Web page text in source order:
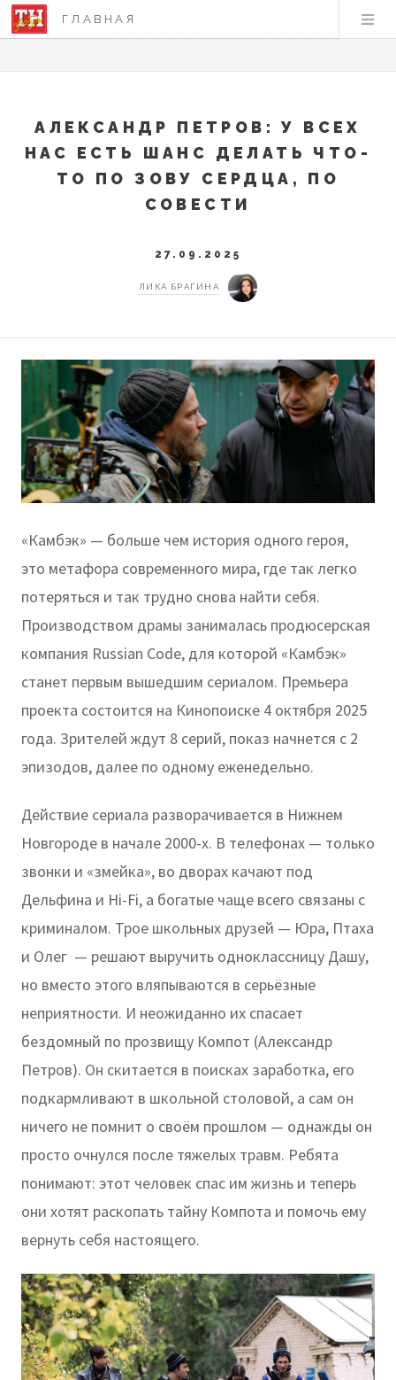
ГЛАВНАЯ
АЛЕКСАНДР ПЕТРОВ: У ВСЕХ
НАС ЕСТЬ ШАНС ДЕЛАТЬ ЧТО-
ТО ПО ЗОВУ СЕРДЦА, ПО
СОВЕСТИ
27.09.2025
ЛИКА БРАГИНА
«Камбэк» — больше чем история одного героя,
это метафора современного мира, где так легко
потеряться и так трудно снова найти себя.
Производством драмы занималась продюсерская
компания Russian Code, для которой «Камбэк»
станет первым вышедшим сериалом. Премьера
проекта состоится на Кинопоиске 4 октября 2025
года. Зрителей ждут 8 серий, показ начнется с 2
эпизодов, далее по одному еженедельно.
Действие сериала разворачивается в Нижнем
Новгороде в начале 2000-х. В телефонах — только
звонки и «змейка», во дворах качают под
Дельфина и Hi-Fi, а богатые чаще всего связаны с
криминалом. Трое школьных друзей — Юра, Птаха
и Олег — решают выручить одноклассницу Дашу,
но вместо этого вляпываются в серьёзные
неприятности. И неожиданно их спасает
бездомный по прозвищу Компот (Александр
Петров). Он скитается в поисках заработка, его
подкармливают в школьной столовой, а сам он
ничего не помнит о своём прошлом — однажды он
просто очнулся после тяжелых травм. Ребята
понимают: этот человек спас им жизнь и теперь
они хотят раскопать тайну Компота и помочь ему
вернуть себя настоящего.